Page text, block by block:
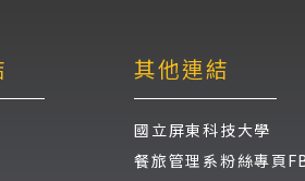
其他連結
國立屏東科技大學
餐旅管理系粉絲專頁